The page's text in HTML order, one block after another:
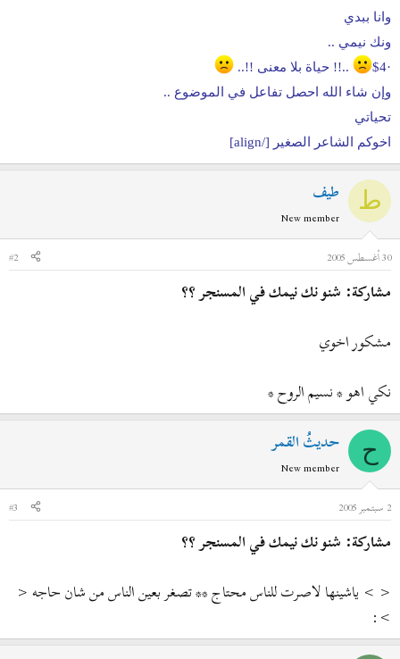
وانا ببدي
ونك نيمي ..
·$4
..!! حياة بلا معنى !!..
وإن شاء الله احصل تفاعل في الموضوع ..
تحياتي
اخوكم الشاعر الصغير [/align]
ط طيف
New member
30 أغسطس 2005
#2
مشاركة: شنو نك نيمك في المسنجر ؟؟
مشكور اخوي
نكي اهو * نسيم الروح *
ح حديثُ القمر
New member
2 سبتمبر 2005
#3
مشاركة: شنو نك نيمك في المسنجر ؟؟
< > ياشينها لاصرت للناس محتاج ** تصغر بعين الناس من شان حاجه <
>: